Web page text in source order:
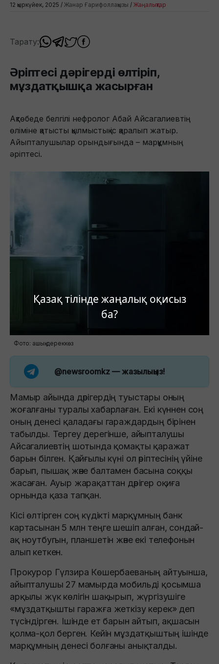
Қазақ тілінде жаңалық оқисыз
ба?
12 қыркүйек, 2025 / Жанар Ғарифоллақызы / Жаңалықтар
Тарату:
Әріптесі дәрігерді өлтіріп,
мұздатқышқа жасырған
Ақтөбеде белгілі нефролог Абай Айсагалиевтің
өліміне қатысты қылмыстық іс қаралып жатыр.
Айыпталушылар орындығында – марқұмның
әріптесі.
Фото: ашық дереккөз
@newsroomkz — жазылыңыз!
Мамыр айында дәрігердің туыстары оның
жоғалғаны туралы хабарлаған. Екі күннен соң
оның денесі қаладағы гараждардың бірінен
табылды. Тергеу дерегінше, айыпталушы
Айсагалиевтің шотында қомақты қаражат
барын білген. Қайғылы күні ол әріптесінің үйіне
барып, пышақ және балтамен басына соққы
жасаған. Ауыр жарақаттан дәрігер оқиға
орнында қаза тапқан.
Кісі өлтірген соң күдікті марқұмның банк
картасынан 5 млн теңге шешіп алған, сондай-
ақ ноутбугын, планшетін және екі телефонын
алып кеткен.
Прокурор Гүлзира Көшербаеваның айтуынша,
айыпталушы 27 мамырда мобильді қосымша
арқылы жүк көлігін шақырып, жүргізушіге
«мұздатқышты гаражға жеткізу керек» деп
түсіндірген. Ішінде ет барын айтып, ақшасын
қолма-қол берген. Кейін мұздатқыштың ішінде
марқұмның денесі болғаны анықталды.